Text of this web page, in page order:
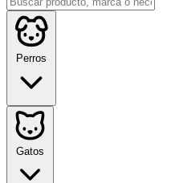
Perros
Gatos